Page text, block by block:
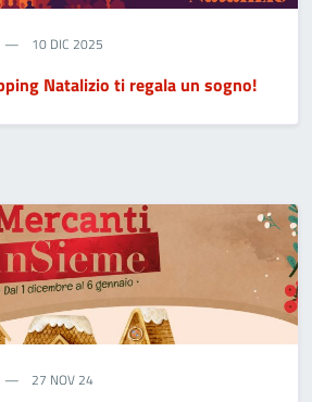
10 DIC 2025
Natalizio ti regala un sogno!
27 NOV 24